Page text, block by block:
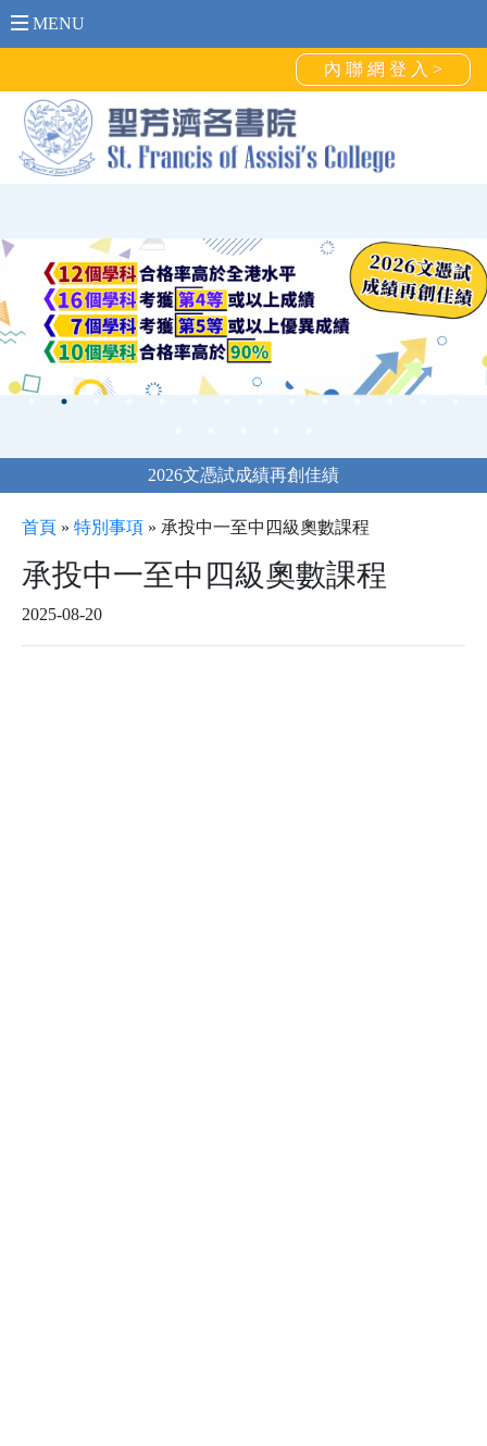
MENU
內 聯 網 登 入 >
2026文憑試成績再創佳績
首頁 » 特別事項 » 承投中一至中四級奧數課程
承投中一至中四級奧數課程
2025-08-20